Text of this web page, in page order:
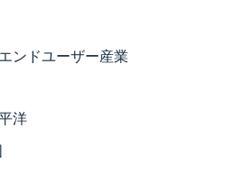
ンドユーザー産業
洋